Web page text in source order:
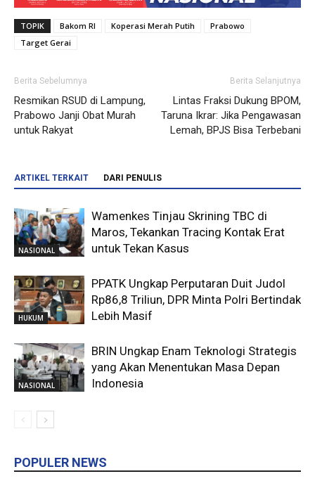
TOPIK Bakom RI Koperasi Merah Putih
Prabowo
Target Gerai
Berita Sebelumnya
Resmikan RSUD di Lampung,
Prabowo Janji Obat Murah
untuk Rakyat
Berita Selanjutnya
Lintas Fraksi Dukung BPOM,
Taruna Ikrar: Jika Pengawasan
Lemah, BPJS Bisa Terbebani
ARTIKEL TERKAIT DARI PENULIS
NASIONAL
Wamenkes Tinjau Skrining TBC di
Maros, Tekankan Tracing Kontak Erat
untuk Tekan Kasus
HUKUM
PPATK Ungkap Perputaran Duit Judol
Rp86,8 Triliun, DPR Minta Polri Bertindak
Lebih Masif
NASIONAL
BRIN Ungkap Enam Teknologi Strategis
yang Akan Menentukan Masa Depan
Indonesia
POPULER NEWS